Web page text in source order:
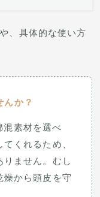
、具体的な使い方
んか？
混素材を選べ
くれるため、
ません。むし
燥から頭皮を守